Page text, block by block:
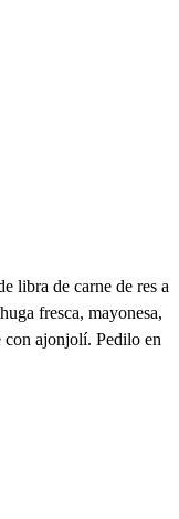
libra de carne de res a
fresca, mayonesa,
con ajonjolí. Pedilo en